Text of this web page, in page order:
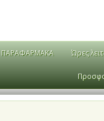
ΠΑΡΑΦΑΡΜΑΚΑ Ώρες